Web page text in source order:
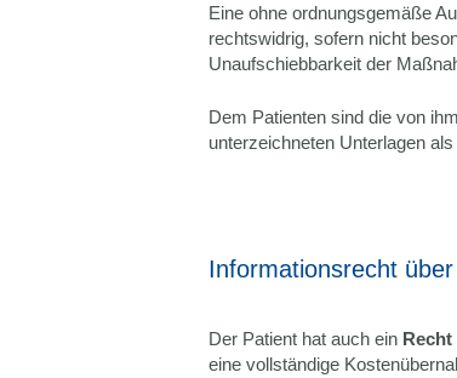
Eine ohne ordnungsgemäße
rechtswidrig, sofern nicht
Unaufschiebbarkeit der
Dem Patienten sind die von
unterzeichneten Unterlagen
Informationsrecht
Der Patient hat auch ein
eine vollständige